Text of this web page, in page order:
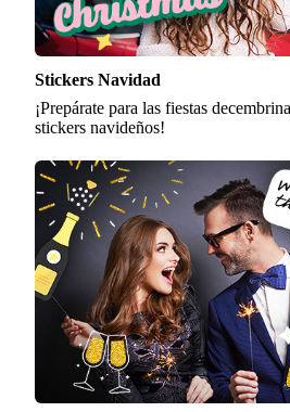
Stickers Navidad
¡Prepárate para las fiestas
stickers navideños!